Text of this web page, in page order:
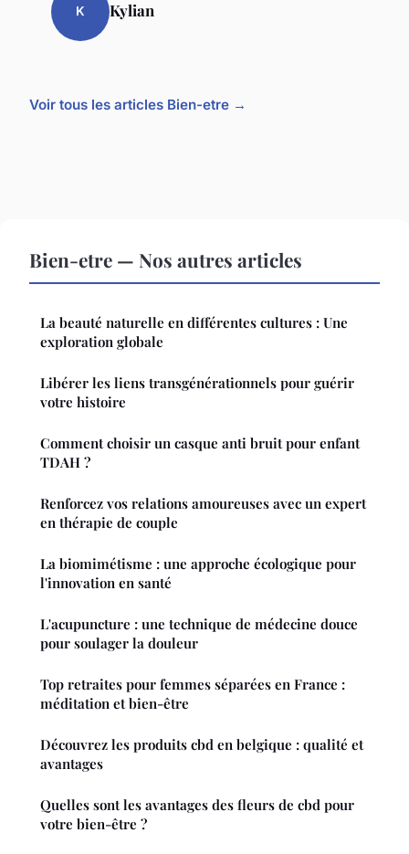
K Kylian
Voir tous les articles Bien-etre →
Bien-etre — Nos autres articles
La beauté naturelle en différentes cultures : Une
exploration globale
Libérer les liens transgénérationnels pour guérir
votre histoire
Comment choisir un casque anti bruit pour enfant
TDAH ?
Renforcez vos relations amoureuses avec un expert
en thérapie de couple
La biomimétisme : une approche écologique pour
l'innovation en santé
L'acupuncture : une technique de médecine douce
pour soulager la douleur
Top retraites pour femmes séparées en France :
méditation et bien-être
Découvrez les produits cbd en belgique : qualité et
avantages
Quelles sont les avantages des fleurs de cbd pour
votre bien-être ?